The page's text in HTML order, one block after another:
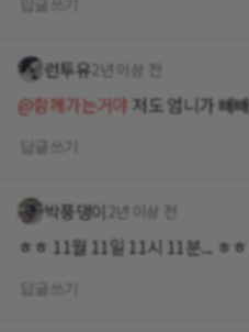
런투유2년 이상 전
@함께가는거야 저도 엄니가 빼
박풍댕이 2년 이상 전
ㅎㅎ 11월 11일 11시 11분... ㅎ